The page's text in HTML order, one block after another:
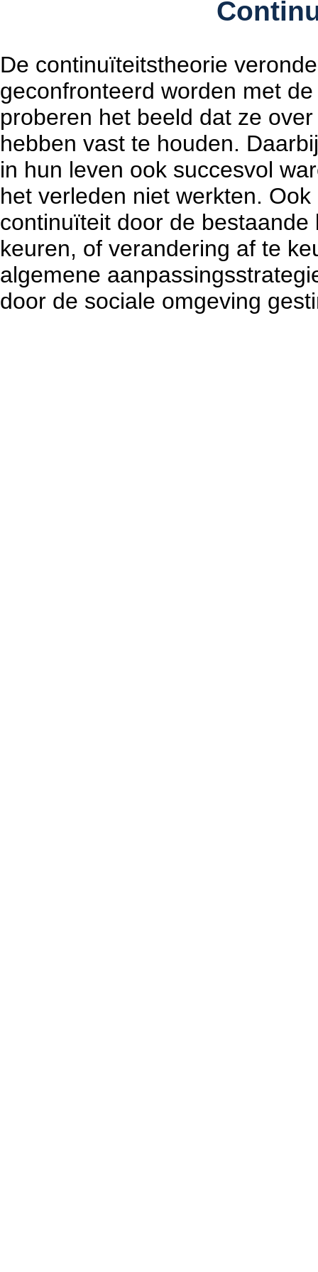
De continuïteitstheorie
geconfronteerd worden met
proberen het beeld dat ze
hebben vast te houden.
in hun leven ook succesvol
het verleden niet werkten.
continuïteit door de
keuren, of verandering af te
algemene
door de sociale omgeving